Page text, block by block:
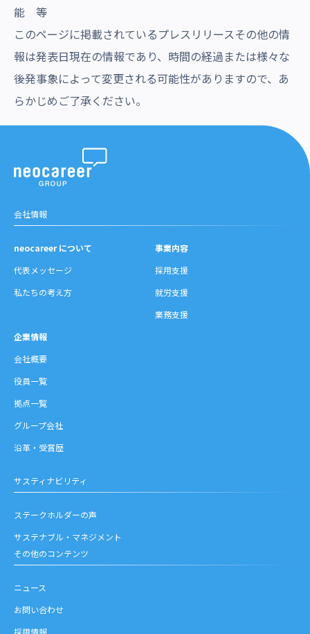
能 等
このページに掲載されているプレスリリースその他の情
報は発表日現在の情報であり、時間の経過または様々な
後発事象によって変更される可能性がありますので、あ
らかじめご了承ください。
会社情報
neocareer について
代表メッセージ
私たちの考え方
事業内容
採用支援
就労支援
業務支援
企業情報
会社概要
役員一覧
拠点一覧
グループ会社
沿革・受賞歴
サスティナビリティ
ステークホルダーの声
サステナブル・マネジメント
その他のコンテンツ
ニュース
お問い合わせ
採用情報